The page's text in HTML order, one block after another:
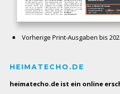
Vorherige Print-Ausgaben bis
HEIMATECHO.DE
heimatecho.de ist ein online